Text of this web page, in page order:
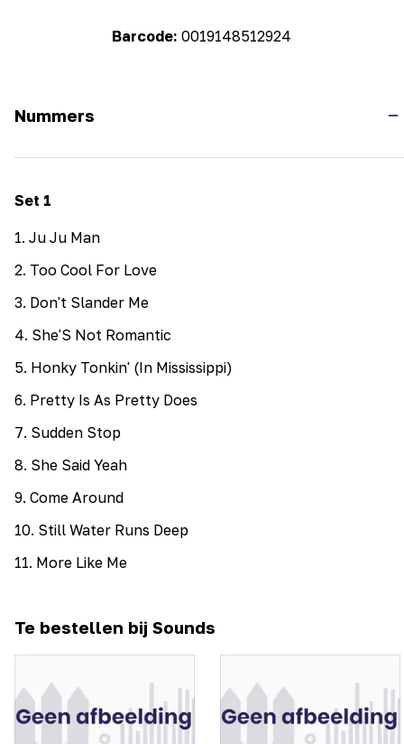
Barcode: 0019148512924
Nummers
Set 1
1. Ju Ju Man
2. Too Cool For Love
3. Don't Slander Me
4. She'S Not Romantic
5. Honky Tonkin' (In Mississippi)
6. Pretty Is As Pretty Does
7. Sudden Stop
8. She Said Yeah
9. Come Around
10. Still Water Runs Deep
11. More Like Me
Te bestellen bij Sounds